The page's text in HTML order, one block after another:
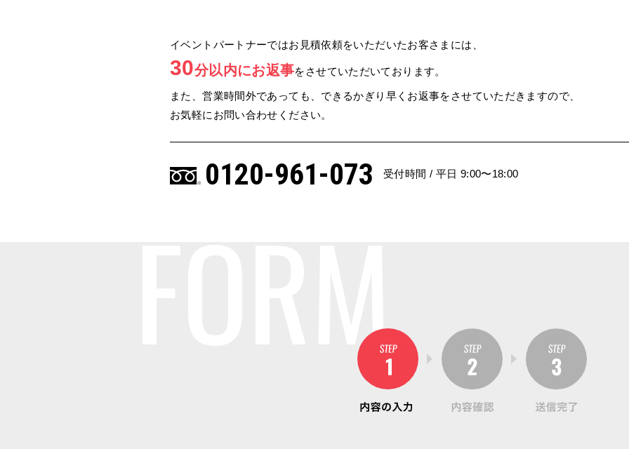
イベントパートナーではお見積依頼をいただいたお客さまには、
30分以内にお返事をさせていただいております。
また、営業時間外であっても、 できるかぎり早くお返事を させていただきますので、
お気軽にお問い合わせください。
0120-961-073 受付時間 / 平日 9:00〜18:00
FORM